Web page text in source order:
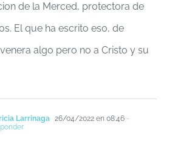
de la Merced, protectora de
El que ha escrito eso, de
algo pero no a Cristo y su
Larrinaga 26/04/2022 en 08:46 -